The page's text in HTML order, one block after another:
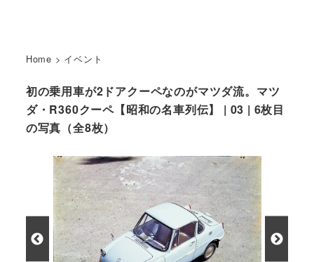
Home > イベント
初の乗用車が2ドアクーペなのがマツダ流。マツ
ダ・R360クーペ【昭和の名車列伝】 | 03 | 6枚目
の写真（全8枚）